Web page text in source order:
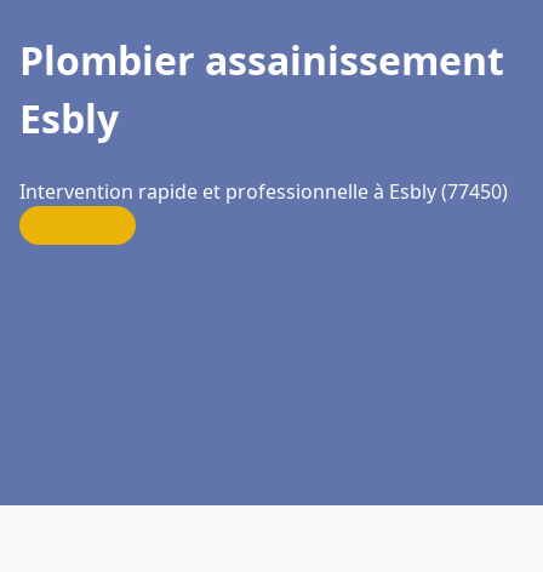
Plombier assainissement
Esbly
Intervention rapide et professionnelle à Esbly (77450)